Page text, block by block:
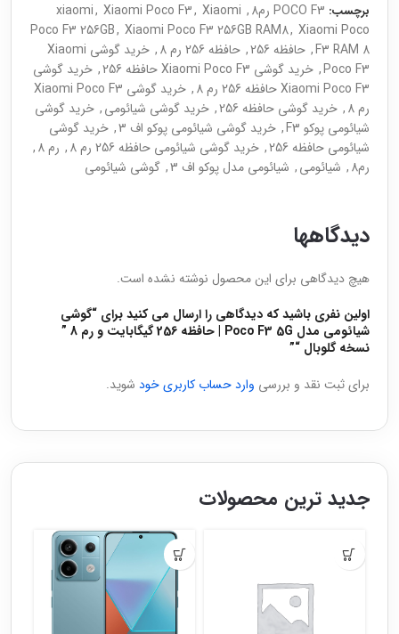
برچسب: POCO F3 رم8 ,
xiaomi, Xiaomi Poco F3, Xiaomi
Poco F3 256GB, Xiaomi Poco F3 256GB RAM8, Xiaomi Poco
F3 RAM 8
, حافظه 256 , حافظه 256 رم 8 ,
خرید گوشی Xiaomi
Poco F3
, خرید گوشی Xiaomi Poco F3 حافظه 256 , خرید گوشی
Xiaomi Poco F3 حافظه 256 رم 8
,
خرید گوشی Xiaomi Poco F3
رم 8 , خرید گوشی حافظه 256 , خرید گوشی شیائومی, خرید گوشی
شیائومی پوکو F3
, خرید گوشی شیائومی پوکو اف 3 , خرید گوشی
شیائومی حافظه 256
, خرید گوشی شیائومی حافظه 256 رم 8 , رم 8 ,
رم8 , شیائومی, شیائومی مدل پوکو اف 3 , گوشی شیائومی
دیدگاهها
هیچ دیدگاهی برای این محصول نوشته نشده است.
اولین نفری باشید که دیدگاهی را ارسال می کنید برای “گوشی
شیائومی مدل Poco F3 5G | حافظه 256 گیگابایت و رم 8 ”
نسخه گلوبال “”
برای ثبت نقد و بررسی وارد حساب کاربری خود شوید.
جدید ترین محصولات